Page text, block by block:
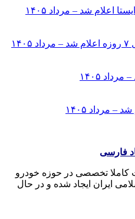
مرداد ۱۴۰۵
فارسی
تخصصی در حوزه خودرو
ایران ایجاد شده و در حال